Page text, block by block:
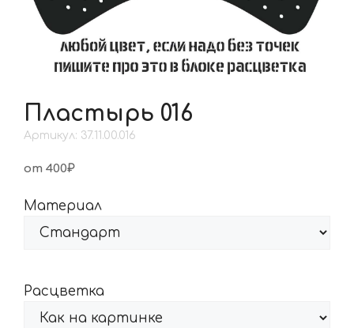
Пластырь 016
Артикул: 37.11.00.016
от 400₽
Материал
Расцветка